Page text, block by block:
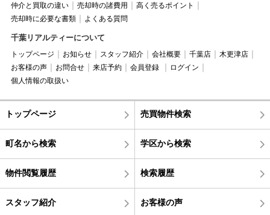
仲介と買取の違い
売却時の諸費用
高く売るポイント
売却時に必要な書類
よくある質問
千葉リアルティーについて
トップページ お知らせ スタッフ紹介 会社概要 千葉店
木更津店
お客様の声
お問合せ 来店予約 会員登録
ログイン
個人情報の取扱い
トップページ 売買物件検索
町名から検索 学区から検索
物件閲覧履歴 検索履歴
スタッフ紹介 お客様の声